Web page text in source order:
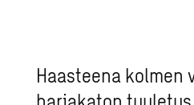
Haasteena kolmen